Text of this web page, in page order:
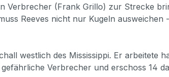
Verbrecher (Frank Grillo) zur Strecke
Reeves nicht nur Kugeln
westlich des Mississippi. Er arbeitete
Verbrecher und erschoss 14